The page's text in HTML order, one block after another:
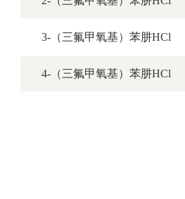
3-（三氟甲氧基）苯肼HCl
4-（三氟甲氧基）苯肼HCl